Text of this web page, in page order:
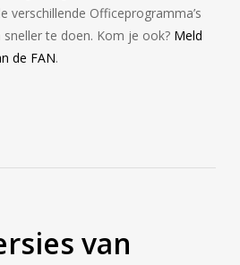
verschillende Officeprogramma’s
te doen. Kom je ook? Meld
de FAN.
van